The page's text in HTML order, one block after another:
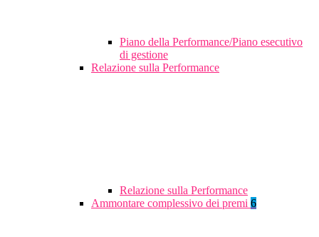
Piano della Performance/Piano esecutivo
di gestione
Relazione sulla Performance
Relazione sulla Performance
Ammontare complessivo dei premi 6